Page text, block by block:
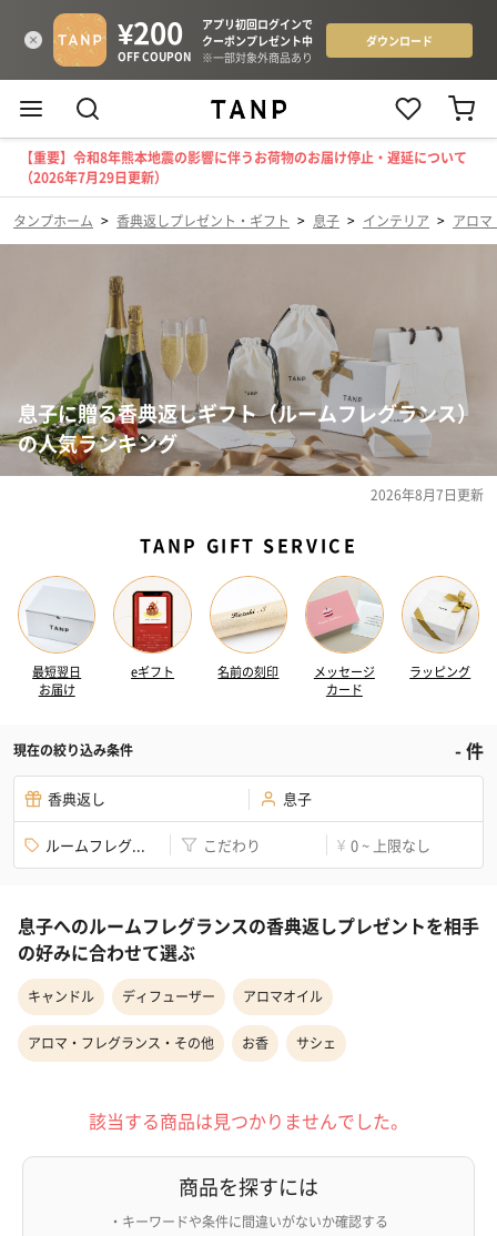
【重要】令和8年熊本地震の影響に伴うお荷物のお届け停止・遅延について
（2026年7月29日更新）
タンプホーム > 香典返しプレゼント・ギフト > 息子 > インテリア > アロマ
息子に贈る香典返しギフト（ルームフレグランス）
の人気ランキング
2026年8月7日更新
TANP GIFT SERVICE
最短翌日
お届け
eギフト 名前の刻印
メッセージ
カード
ラッピング
現在の絞り込み条件 -件
香典返し 息子
ルームフレグ... こだわり ¥ 0 ~ 上限なし
息子へのルームフレグランスの香典返しプレゼントを相手
の好みに合わせて選ぶ
キャンドル ディフューザー アロマオイル
アロマ・フレグランス・その他 お香 サシェ
該当する商品は見つかりませんでした。
商品を探すには
・キーワードや条件に間違いがないか確認する